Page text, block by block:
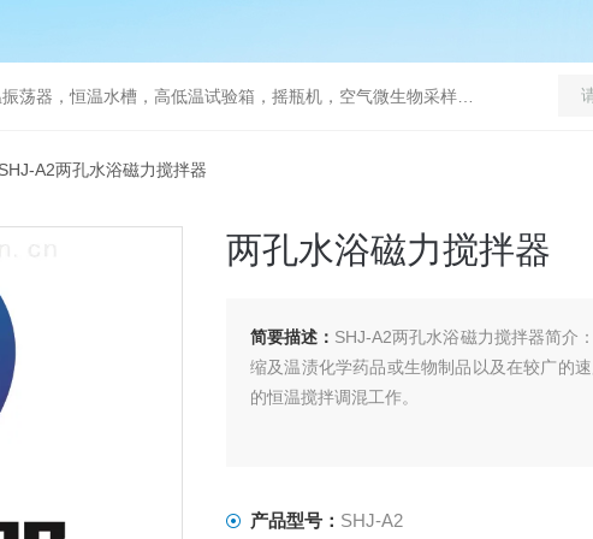
恒温水槽，高低温试验箱，摇瓶机，空气微生物采样器，水质采样器
A2两孔水浴磁力搅拌器
两孔水浴磁力搅拌器
简要描述： SHJ-A2两孔水浴磁力搅拌器简介
缩及温渍化学药品或生物制品以及在较广的
的恒温搅拌调混工作。
产品型号： SHJ-A2